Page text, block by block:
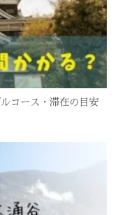
コース・滞在の目安